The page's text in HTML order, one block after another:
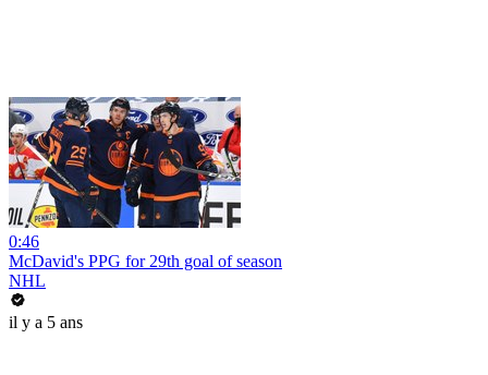
0:46
McDavid's PPG for 29th goal of season
NHL
il y a 5 ans